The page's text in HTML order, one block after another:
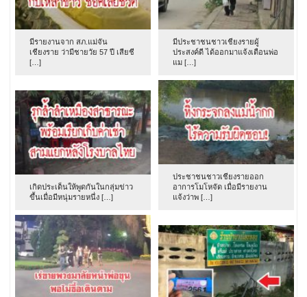
มีรายงานจาก สภ.แม่จัน
เชียงราย ว่ามีชายวัย 57 ปี เสียชี
[…]
มีประชาชนชาวเชียงรายผู้
ประสงค์ดี ได้ออกมาแจ้งเตือนพ่อ
แม […]
เกิดประเด็นให้พูดกันในกลุ่มข่าว
ขึ้นเมื่อมีหนุ่มรายหนึ่ง […]
ประชาชนชาวเชียงรายออก
อาการโมโหจัด เมื่อมีรายงาน
แจ้งว่าพ […]